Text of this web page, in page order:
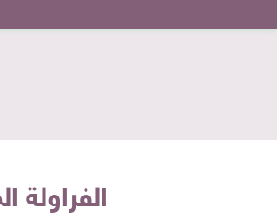
الفراولة